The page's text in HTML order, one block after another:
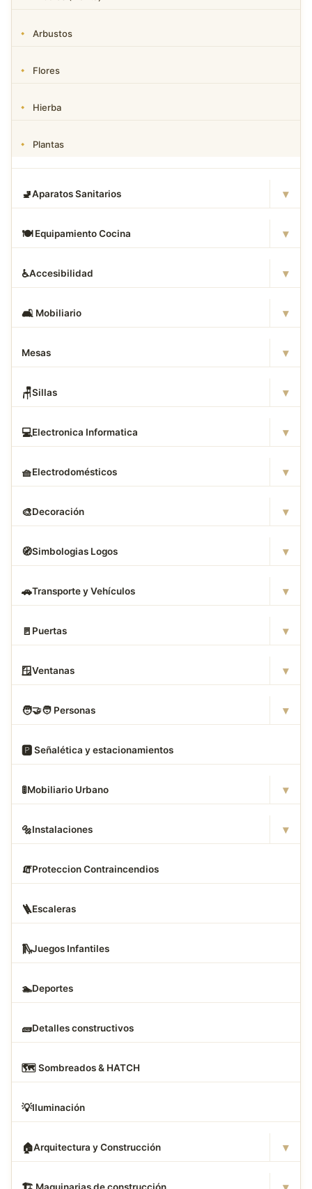
Arbustos
Flores
Hierba
Plantas
🚽Aparatos Sanitarios ▾
🍽️ Equipamiento Cocina ▾
♿Accesibilidad ▾
🛋 ️ Mobiliario ▾
Mesas ▾
🪑Sillas ▾
💻Electronica Informatica ▾
🧺Electrodomésticos ▾
🎨Decoración ▾
🧭Simbologias Logos ▾
🚗Transporte y Vehículos ▾
🚪 Puertas ▾
🪟Ventanas ▾
🧑‍🤝‍🧑 Personas ▾
🅿️ Señalética y estacionamientos
🚦Mobiliario Urbano ▾
🔩Instalaciones ▾
🧯Proteccion Contraincendios
🪜Escaleras
🛝Juegos Infantiles
🏊Deportes
🧱Detalles constructivos
🗺️ Sombreados & HATCH
💡Iluminación
🏠Arquitectura y Construcción ▾